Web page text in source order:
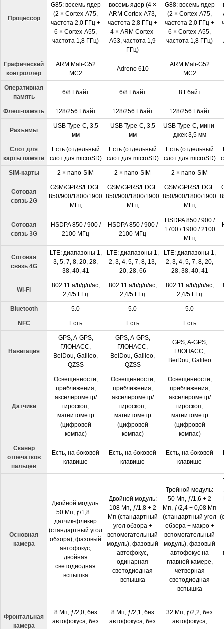
Процессор
G85: восемь ядер
(2 × Cortex-A75,
частота 2,0 ГГц +
6 × Cortex-A55,
частота 1,8 ГГц)
восемь ядер (4 ×
ARM Cortex-A73,
частота 2,8 ГГц +
4 × ARM Cortex-
A53, частота 1,9
ГГц)
G88: восемь ядер
(2 × Cortex-A75,
частота 2,0 ГГц +
6 × Cortex-A55,
частота 1,8 ГГц)
Графический
контроллер
ARM Mali-G52
MC2
Adreno 610
ARM Mali-G52
MC2
Оперативная
память
6/8 Гбайт 6/8 Гбайт 8 Гбайт
Флеш-память 128/256 Гбайт 128/256 Гбайт 128/256 Гбайт
Разъемы
USB Type-C, 3,5
мм
USB Type-C, 3,5
мм
USB Type-C, мини-
джек 3,5 мм
Слот для
карты памяти
Есть (отдельный
слот для microSD)
Есть (отдельный
слот для microSD)
Есть (отдельный
слот для microSD)
SIM-карты 2 × nano-SIM 2 × nano-SIM 2 × nano-SIM
Сотовая
связь 2G
GSM/GPRS/EDGE
850/900/1800/1900
МГц
GSM/GPRS/EDGE
850/900/1800/1900
МГц
GSM/GPRS/EDGE
850/900/1800/1900
МГц
Сотовая
связь 3G
HSDPA 850 / 900 /
2100 МГц
HSDPA 850 / 900 /
2100 МГц
HSDPA 850 / 900 /
1700 / 1900 / 2100
МГц
Сотовая
связь 4G
LTE: диапазоны 1,
3, 5, 7, 8, 20, 28,
38, 40, 41
LTE: диапазоны 1,
2, 3, 4, 5, 7, 8, 13,
20, 28, 66
LTE: диапазоны 1,
2, 3, 4, 5, 7, 8, 20,
28, 38, 40, 41
Wi-Fi
802.11 a/b/g/n/ac;
2,4/5 ГГц
802.11 a/b/g/n/ac;
2,4/5 ГГц
802.11 a/b/g/n/ac;
2,4/5 ГГц
Bluetooth 5.0 5.0 5.0
NFC Есть Есть Есть
Навигация
GPS, A-GPS,
ГЛОНАСС,
BeiDou, Galileo,
QZSS
GPS, A-GPS,
ГЛОНАСС,
BeiDou, Galileo,
QZSS
GPS, A-GPS,
ГЛОНАСС,
BeiDou, Galileo
Датчики
Освещенности,
приближения,
акселерометр/
гироскоп,
магнитометр
(цифровой
компас)
Освещенности,
приближения,
акселерометр/
гироскоп,
магнитометр
(цифровой
компас)
Освещенности,
приближения,
акселерометр/
гироскоп,
магнитометр
(цифровой
компас)
Сканер
отпечатков
пальцев
Есть, на боковой
клавише
Есть, на боковой
клавише
Есть, на боковой
клавише
Основная
камера
Двойной модуль:
50 Мп, ƒ/1,8 +
датчик-фликер
(стандартный угол
обзора), фазовый
автофокус,
двойная
светодиодная
вспышка
Двойной модуль:
108 Мп, ƒ/1,8 + 2
Мп (стандартный
угол обзора +
вспомогательный
модуль), фазовый
автофокус,
одинарная
светодиодная
вспышка
Тройной модуль:
50 Мп, ƒ/1,6 + 2
Мп, ƒ/2,4 + 0,08 Мп
(стандартный угол
обзора + макро +
вспомогательный
модуль), фазовый
автофокус на
главной камере,
четверная
светодиодная
вспышка
Фронтальная
камера
8 Мп, ƒ/2,0, без
автофокуса, без
8 Мп, ƒ/2,1, без
автофокуса, без
32 Мп, ƒ/2,2, без
автофокуса,